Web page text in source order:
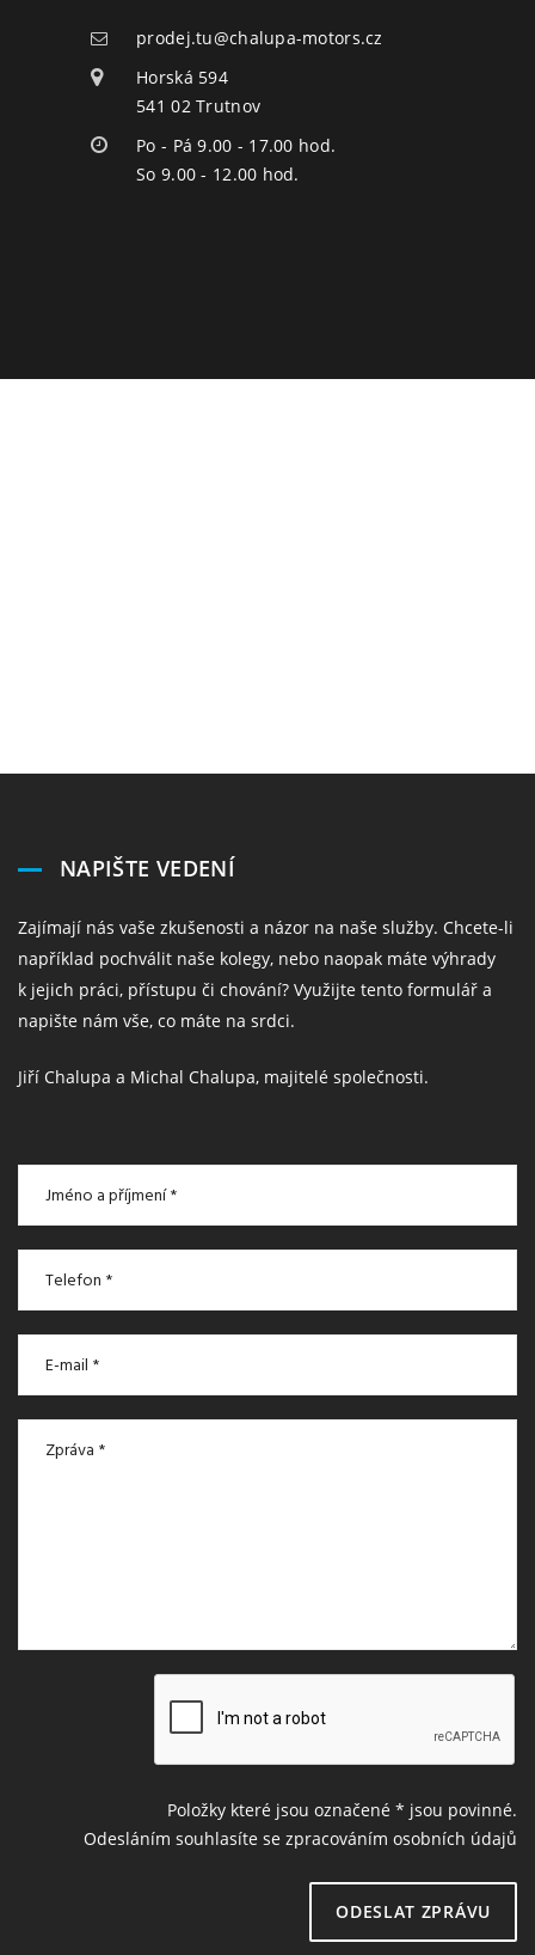
prodej.tu@chalupa-motors.cz
Horská 594
541 02 Trutnov
Po - Pá 9.00 - 17.00 hod.
So 9.00 - 12.00 hod.
NAPIŠTE VEDENÍ
Zajímají nás vaše zkušenosti a názor na naše služby. Chcete-li
například pochválit naše kolegy, nebo naopak máte výhrady
k jejich práci, přístupu či chování? Využijte tento formulář a
napište nám vše, co máte na srdci.
Jiří Chalupa a Michal Chalupa, majitelé společnosti.
Položky které jsou označené * jsou povinné.
Odesláním souhlasíte se zpracováním osobních údajů
ODESLAT ZPRÁVU